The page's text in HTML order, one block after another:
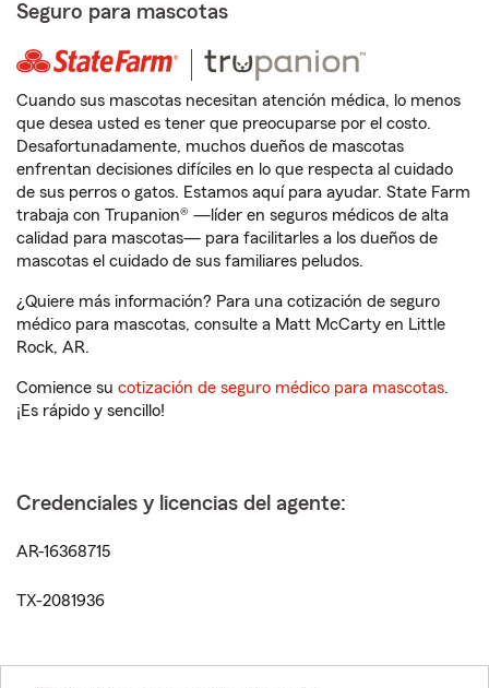
Seguro para mascotas
Cuando sus mascotas necesitan atención médica, lo menos
que desea usted es tener que preocuparse por el costo.
Desafortunadamente, muchos dueños de mascotas
enfrentan decisiones difíciles en lo que respecta al cuidado
de sus perros o gatos. Estamos aquí para ayudar. State Farm
trabaja con Trupanion® —líder en seguros médicos de alta
calidad para mascotas— para facilitarles a los dueños de
mascotas el cuidado de sus familiares peludos.
¿Quiere más información? Para una cotización de seguro
médico para mascotas, consulte a Matt McCarty en Little
Rock, AR.
Comience su cotización de seguro médico para mascotas.
¡Es rápido y sencillo!
Credenciales y licencias del agente:
AR-16368715
TX-2081936